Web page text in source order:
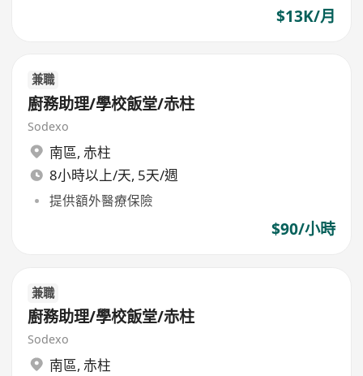
$13K/月
兼職
廚務助理/學校飯堂/赤柱
Sodexo
南區, 赤柱
8小時以上/天, 5天/週
提供額外醫療保險
$90/小時
兼職
廚務助理/學校飯堂/赤柱
Sodexo
南區, 赤柱